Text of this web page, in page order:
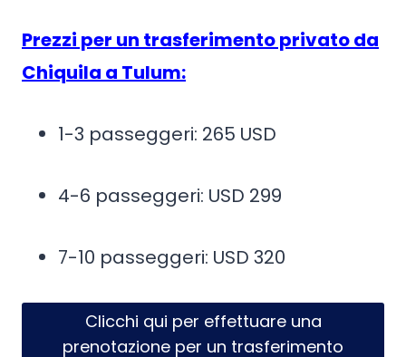
Prezzi per un trasferimento privato da
Chiquila a Tulum:
1-3 passeggeri: 265 USD
4-6 passeggeri: USD 299
7-10 passeggeri: USD 320
Clicchi qui per effettuare una
prenotazione per un trasferimento